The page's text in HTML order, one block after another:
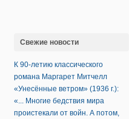
Свежие новости
К 90-летию классического
романа Маргарет Митчелл
«Унесённые ветром» (1936 г.):
«... Многие бедствия мира
проистекали от войн. А потом,